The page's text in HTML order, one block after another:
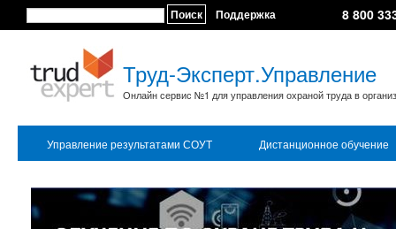
Поиск Поддержка 8 800
Труд-Эксперт.Управление
Онлайн сервис №1 для управления охраной труда в
Управление результатами СОУТ Дистанционное обучение